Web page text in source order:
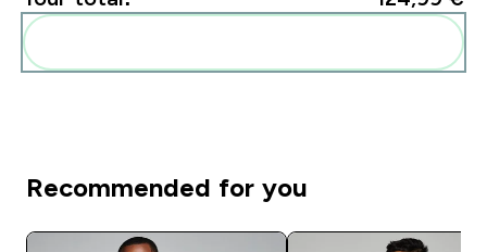
Recommended for you